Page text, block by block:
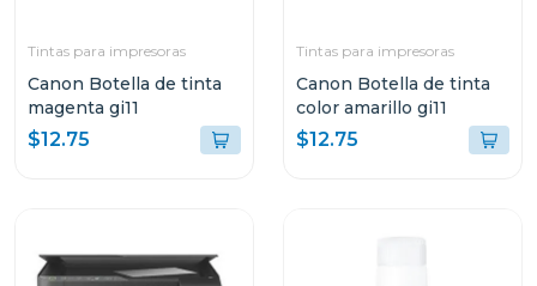
Tintas para impresoras
Canon Botella de tinta
magenta gi11
$12.75
Tintas para impresoras
Canon Botella de tinta
color amarillo gi11
$12.75